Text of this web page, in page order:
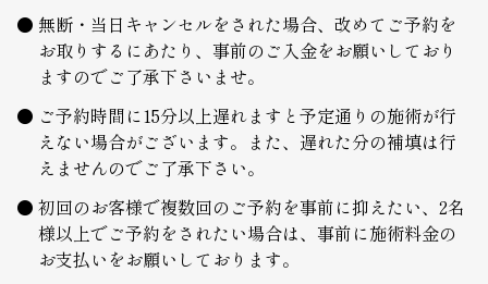
無断・当日キャンセルをされた場合、改めてご予約を
お取りするにあたり、事前のご入金をお願いしており
ますのでご了承下さいませ。
ご予約時間に15分以上遅れますと予定通りの施術が行
えない場合がございます。また、遅れた分の補填は行
えませんのでご了承下さい。
初回のお客様で複数回のご予約を事前に抑えたい、2名
様以上でご予約をされたい場合は、事前に施術料金の
お支払いをお願いしております。